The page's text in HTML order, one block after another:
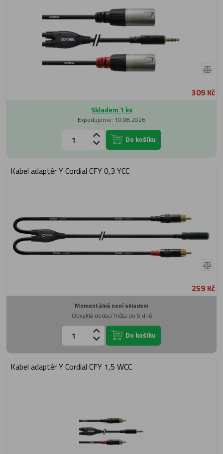
309 Kč
Skladem 1 ks
Expedujeme: 10.08.2026
Do košíku
Kabel adaptér Y Cordial CFY 0,3 YCC
259 Kč
Momentálně není skladem
Obvyklá dodací lhůta do 5 dnů
Do košíku
Kabel adaptér Y Cordial CFY 1,5 WCC